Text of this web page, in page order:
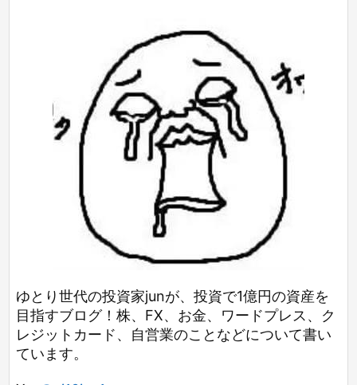
ゆとり世代の投資家junが、投資で1億円の資産を
目指すブログ！株、FX、お金、ワードプレス、ク
レジットカード、自営業のことなどについて書い
ています。